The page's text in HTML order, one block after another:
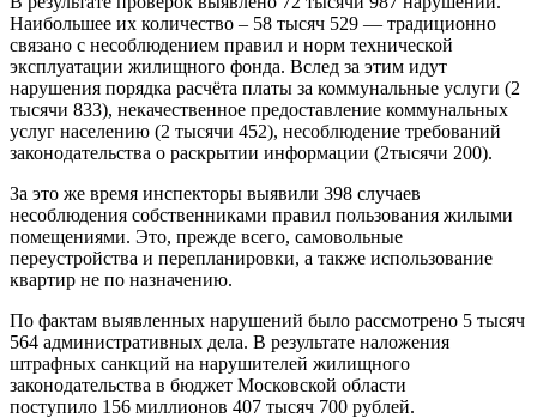
Наибольшее их количество – 58 тысяч 529 — традиционно
связано с несоблюдением правил и норм технической
эксплуатации жилищного фонда. Вслед за этим идут
нарушения порядка расчёта платы за коммунальные услуги (2
тысячи 833), некачественное предоставление коммунальных
услуг населению (2 тысячи 452), несоблюдение требований
законодательства о раскрытии информации (2тысячи 200).
За это же время инспекторы выявили 398 случаев
несоблюдения собственниками правил пользования жилыми
помещениями. Это, прежде всего, самовольные
переустройства и перепланировки, а также использование
квартир не по назначению.
По фактам выявленных нарушений было рассмотрено 5 тысяч
564 административных дела. В результате наложения
штрафных санкций на нарушителей жилищного
законодательства в бюджет Московской области
поступило 156 миллионов 407 тысяч 700 рублей.